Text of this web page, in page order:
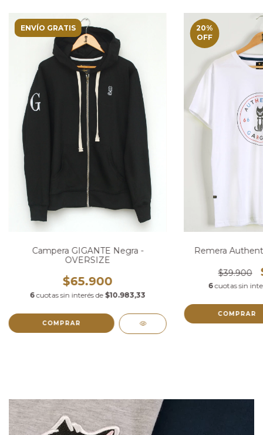
ENVÍO GRATIS
Campera GIGANTE Negra -
OVERSIZE
$65.900
6 cuotas sin interés de $10.983,33
COMPRAR
20%
OFF
Remera
$39.900
6 cuotas sin
COMPRAR